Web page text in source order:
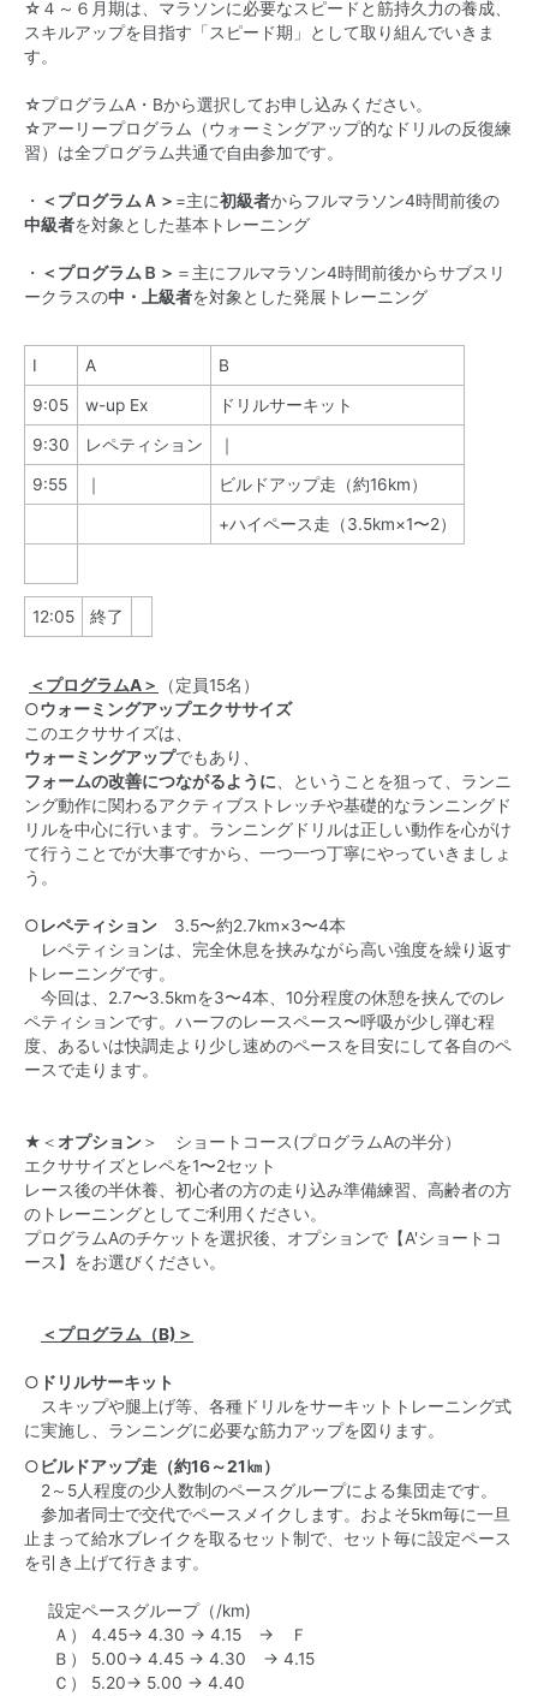
☆４～６月期は、マラソンに必要なスピードと筋持久力の養成、
スキルアップを目指す「スピード期」として取り組んでいきま
す。
☆プログラムA・Bから選択してお申し込みください。
☆アーリープログラム（ウォーミングアップ的なドリルの反復練
習）は全プログラム共通で自由参加です。
・ ＜プログラムＡ＞ =主に初級者からフルマラソン4時間前後の
中級者を対象とした基本トレーニング
・ ＜プログラムＢ＞ ＝主にフルマラソン4時間前後からサブスリ
ークラスの中・上級者を対象とした発展トレーニング
Ⅰ A B
9:05 w-up Ex ドリルサーキット
9:30 レペティション ｜
9:55 ｜ ビルドアップ走（約16km）
+ハイペース走（3.5km×1〜2）
12:05 終了
＜プログラムA＞
（定員15名）
○ウォーミングアップエクササイズ
このエクササイズは、
ウォーミングアップでもあり、
フォームの改善につながるように 、ということを狙って、ランニ
ング動作に関わるアクティブストレッチや基礎的なランニングド
リルを中心に行います。ランニングドリルは正しい動作を心がけ
て行うことでが大事ですから、一つ一つ丁寧にやっていきましょ
う。
○レペティション 3.5〜約2.7km×3〜4本
レペティションは、完全休息を挟みながら高い強度を繰り返す
トレーニングです。
今回は、2.7〜3.5kmを3〜4本、10分程度の休憩を挟んでのレ
ペティションです。ハーフのレースペース〜呼吸が少し弾む程
度、あるいは快調走より少し速めのペースを目安にして各自のペ
ースで走ります。
★＜オプション＞ ショートコース(プログラムAの半分）
エクササイズとレペを1〜2セット
レース後の半休養、初心者の方の走り込み準備練習、高齢者の方
のトレーニングとしてご利用ください。
プログラムAのチケットを選択後、オプションで【A'ショートコ
ース】をお選びください。
＜プログラム（B)＞
○ ドリルサーキット
スキップや腿上げ等、各種ドリルをサーキットトレーニング式
に実施し、ランニングに必要な筋力アップを図ります。
○ビルドアップ走（約16～21㎞）
2～5人程度の少人数制のペースグループによる集団走です。
参加者同士で交代でペースメイクします。およそ5km毎に一旦
止まって給水ブレイクを取るセット制で、セット毎に設定ペース
を引き上げて行きます。
設定ペースグループ（/km)
Ａ） 4.45→ 4.30 → 4.15 → Ｆ
Ｂ） 5.00→ 4.45 → 4.30 → 4.15
Ｃ） 5.20→ 5.00 → 4.40